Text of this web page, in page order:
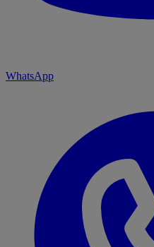
WhatsApp